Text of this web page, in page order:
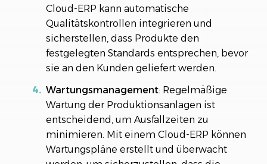
Cloud-ERP kann automatische
Qualitätskontrollen integrieren und
sicherstellen, dass Produkte den
festgelegten Standards entsprechen, bevor
sie an den Kunden geliefert werden.
Wartungsmanagement: Regelmäßige
Wartung der Produktionsanlagen ist
entscheidend, um Ausfallzeiten zu
minimieren. Mit einem Cloud-ERP können
Wartungspläne erstellt und überwacht